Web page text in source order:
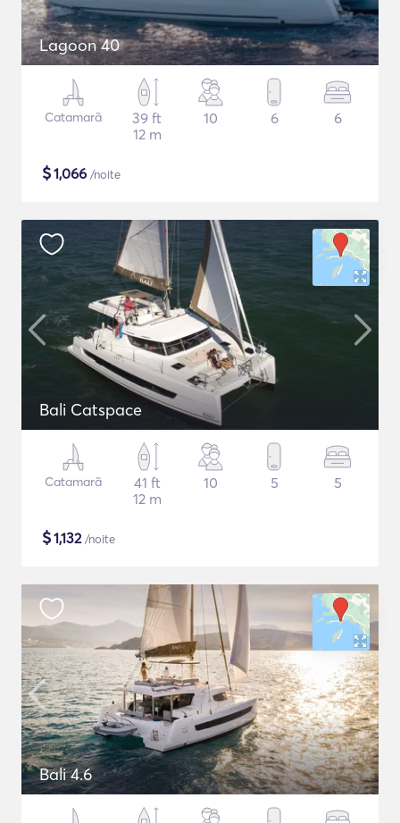
Lagoon 40
Catamarã
39 ft
12 m
10 6 6
$1,066 /noite
Bali Catspace
Catamarã
41 ft
12 m
10 5 5
$1,132/noite
Bali 4.6